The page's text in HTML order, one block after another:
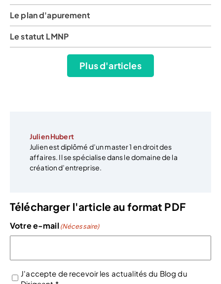
Le plan d'apurement
Le statut LMNP
Plus d'articles
Julien Hubert
Julien est diplômé d’un master 1 en droit des
affaires. Il se spécialise dans le domaine de la
création d’entreprise.
Télécharger l'article au format PDF
Votre e-mail (Nécessaire)
J'accepte de recevoir les actualités du Blog du